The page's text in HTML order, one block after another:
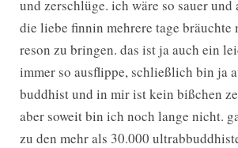
und zerschlüge. ich wäre so sauer und
die liebe finnin mehrere tage bräuchte
reson zu bringen. das ist ja auch ein
immer so ausflippe, schließlich bin ja
buddhist und in mir ist kein bißchen
aber soweit bin ich noch lange nicht.
zu den mehr als 30.000